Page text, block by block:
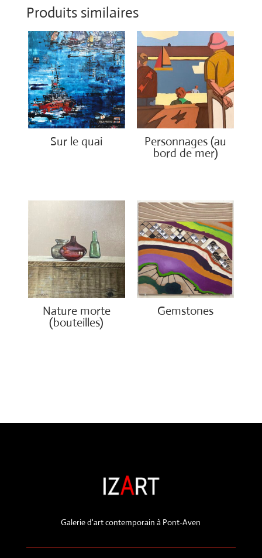
Produits similaires
Sur le quai
Personnages (au
bord de mer)
Nature morte
(bouteilles)
Gemstones
Galerie d'art contemporain à Pont-Aven